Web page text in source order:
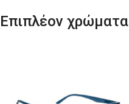
Επιπλέον χρώματα